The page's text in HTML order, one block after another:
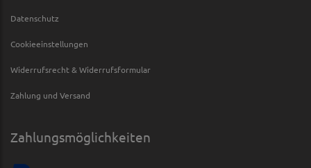
Datenschutz
Cookieeinstellungen
Widerrufsrecht & Widerrufsformular
Zahlung und Versand
Zahlungsmöglichkeiten